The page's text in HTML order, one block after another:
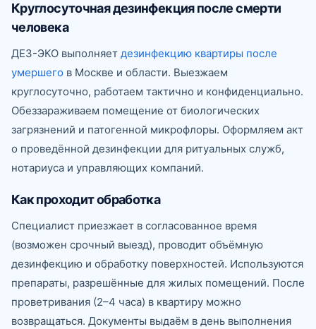
Круглосуточная дезинфекция после смерти
человека
ДЕЗ-ЭКО выполняет дезинфекцию квартиры после
умершего в Москве и области. Выезжаем
круглосуточно, работаем тактично и конфиденциально.
Обеззараживаем помещение от биологических
загрязнений и патогенной микрофлоры. Оформляем акт
о проведённой дезинфекции для ритуальных служб,
нотариуса и управляющих компаний.
Как проходит обработка
Специалист приезжает в согласованное время
(возможен срочный выезд), проводит объёмную
дезинфекцию и обработку поверхностей. Используются
препараты, разрешённые для жилых помещений. После
проветривания (2–4 часа) в квартиру можно
возвращаться. Документы выдаём в день выполнения